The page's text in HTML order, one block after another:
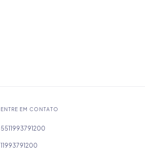
ENTRE EM CONTATO
5511993791200
11993791200